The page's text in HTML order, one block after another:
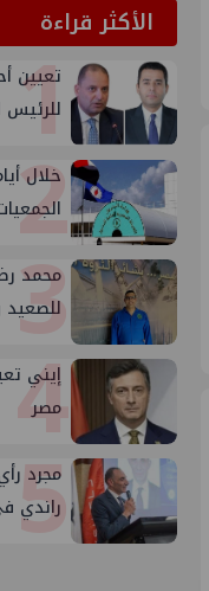
الأكثر قراءة
1
تعيين
للرئيس
2
خلال
3
محمد
4
إيني
مصر
5
مجرد
راندي